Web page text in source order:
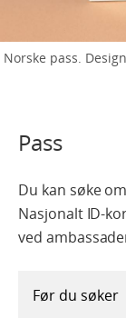
Norske pass.
Pass
Du kan søke
Nasjonalt ID-
ved
Før du søker